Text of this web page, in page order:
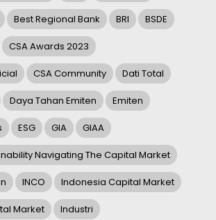
Best Regional Bank BRI BSDE
CSA Awards 2023
CSA Community Dati Total
Daya Tahan Emiten Emiten
ESG GIA GIAA
Navigating The Capital Market
INCO Indonesia Capital Market
Market Industri